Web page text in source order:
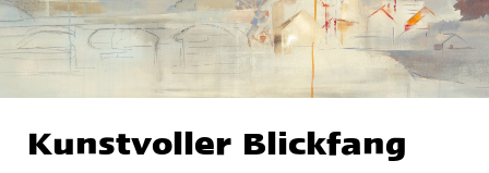
Kunstvoller Blickfang